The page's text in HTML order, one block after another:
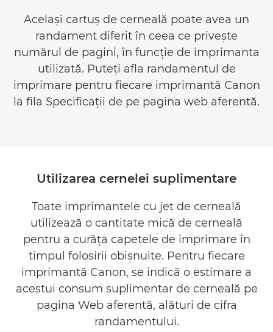
Acelaşi cartuş de cerneală poate avea un
randament diferit în ceea ce priveşte
numărul de pagini, în funcţie de imprimanta
utilizată. Puteţi afla randamentul de
imprimare pentru fiecare imprimantă Canon
la fila Specificaţii de pe pagina web aferentă.
Utilizarea cernelei suplimentare
Toate imprimantele cu jet de cerneală
utilizează o cantitate mică de cerneală
pentru a curăţa capetele de imprimare în
timpul folosirii obişnuite. Pentru fiecare
imprimantă Canon, se indică o estimare a
acestui consum suplimentar de cerneală pe
pagina Web aferentă, alături de cifra
randamentului.